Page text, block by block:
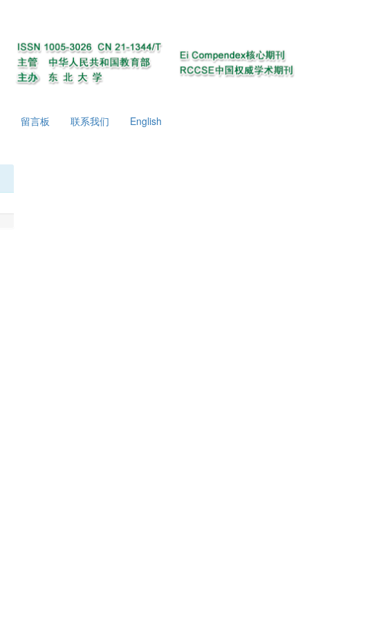
留言板 联系我们 English